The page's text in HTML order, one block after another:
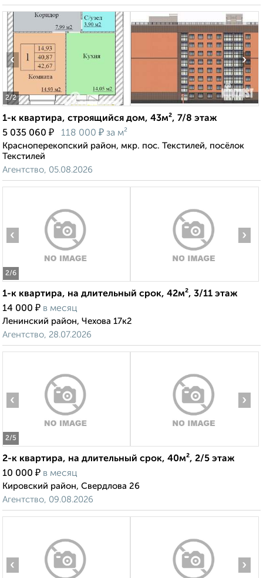
2/2
‹ ›
1-к квартира, строящийся дом, 43м², 7/8 этаж
5 035 060 ₽ 118 000 ₽ за м²
Красноперекопский район, мкр. пос. Текстилей, посёлок
Текстилей
Агентство, 05.08.2026
2/6
‹ ›
1-к квартира, на длительный срок, 42м², 3/11 этаж
14 000 ₽ в месяц
Ленинский район, Чехова 17к2
Агентство, 28.07.2026
2/5
‹ ›
2-к квартира, на длительный срок, 40м², 2/5 этаж
10 000 ₽ в месяц
Кировский район, Свердлова 26
Агентство, 09.08.2026
‹ ›